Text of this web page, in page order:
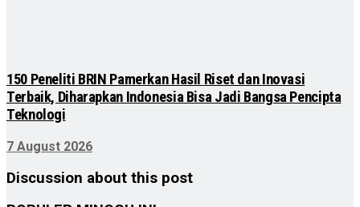
150 Peneliti BRIN Pamerkan Hasil Riset dan Inovasi
Terbaik, Diharapkan Indonesia Bisa Jadi Bangsa Pencipta
Teknologi
7 August 2026
Discussion about this post